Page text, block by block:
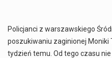
Policjanci z warszawskiego
poszukiwaniu zaginionej Moniki
tydzień temu. Od tego czasu